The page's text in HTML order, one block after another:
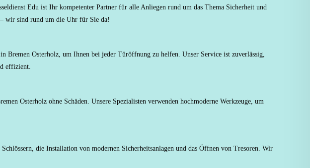
Edu ist Ihr kompetenter Partner für alle Anliegen rund um das Thema Sicherheit und
wir sind rund um die Uhr für Sie da!
Bremen Osterholz, um Ihnen bei jeder Türöffnung zu helfen. Unser Service ist zuverlässig,
effizient.
Osterholz ohne Schäden. Unsere Spezialisten verwenden hochmoderne Werkzeuge, um
die Installation von modernen Sicherheitsanlagen und das Öffnen von Tresoren. Wir